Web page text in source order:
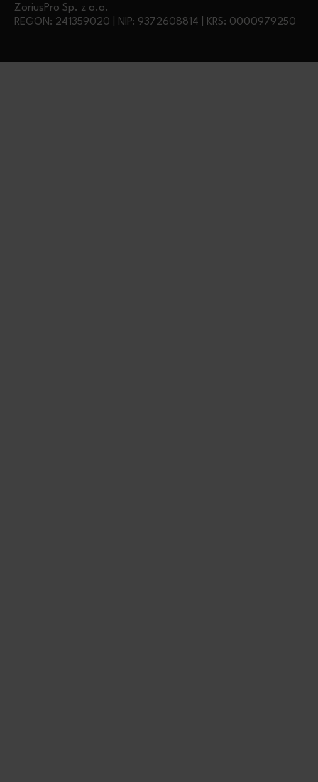
ZoriusPro Sp. z o.o.
REGON: 241359020 | NIP: 9372608814 | KRS: 0000979250